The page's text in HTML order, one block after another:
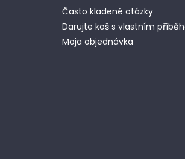
Často kladené otázky
Darujte koš s vlastním
Moja objednávka